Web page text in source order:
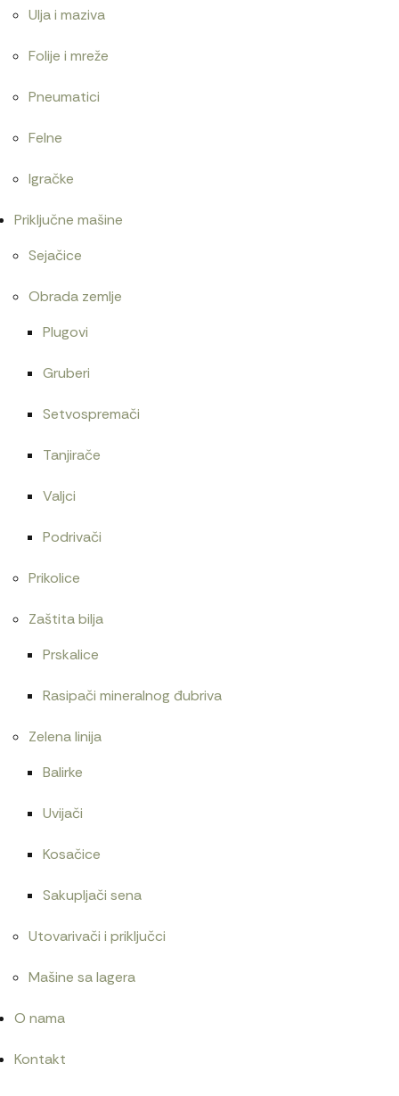
Ulja i maziva
Folije i mreže
Pneumatici
Felne
Igračke
Priključne mašine
Sejačice
Obrada zemlje
Plugovi
Gruberi
Setvospremači
Tanjirače
Valjci
Podrivači
Prikolice
Zaštita bilja
Prskalice
Rasipači mineralnog đubriva
Zelena linija
Balirke
Uvijači
Kosačice
Sakupljači sena
Utovarivači i priključci
Mašine sa lagera
O nama
Kontakt